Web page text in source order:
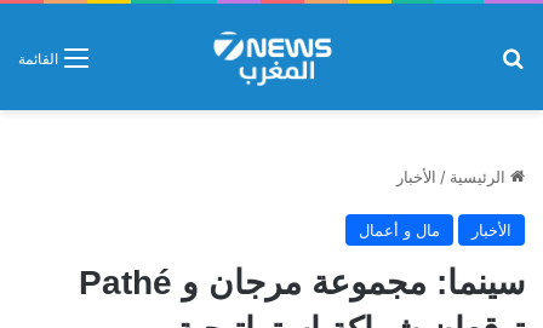
القائمة
الرئيسية / الأخبار
الأخبار مال و أعمال
سينما: مجموعة مرجان و Pathé